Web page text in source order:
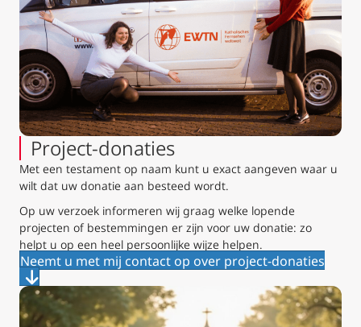
Project-donaties
Met een testament op naam kunt u exact aangeven waar u
wilt dat uw donatie aan besteed wordt.
Op uw verzoek informeren wij graag welke lopende
projecten of bestemmingen er zijn voor uw donatie: zo
helpt u op een heel persoonlijke wijze helpen.
Neemt u met mij contact op over project-donaties